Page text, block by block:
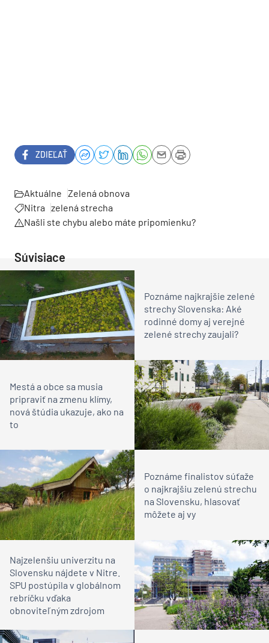
ZDIEĽAŤ
Aktuálne Zelená obnova
Nitra zelená strecha
Našli ste chybu alebo máte pripomienku?
Súvisiace
Poznáme najkrajšie zelené
strechy Slovenska: Aké
rodinné domy aj verejné
zelené strechy zaujali?
Mestá a obce sa musia
pripraviť na zmenu klímy,
nová štúdia ukazuje, ako na
to
Poznáme finalistov súťaže
o najkrajšiu zelenú strechu
na Slovensku, hlasovať
môžete aj vy
Najzelenšiu univerzitu na
Slovensku nájdete v Nitre.
SPU postúpila v globálnom
rebríčku vďaka
obnoviteľným zdrojom